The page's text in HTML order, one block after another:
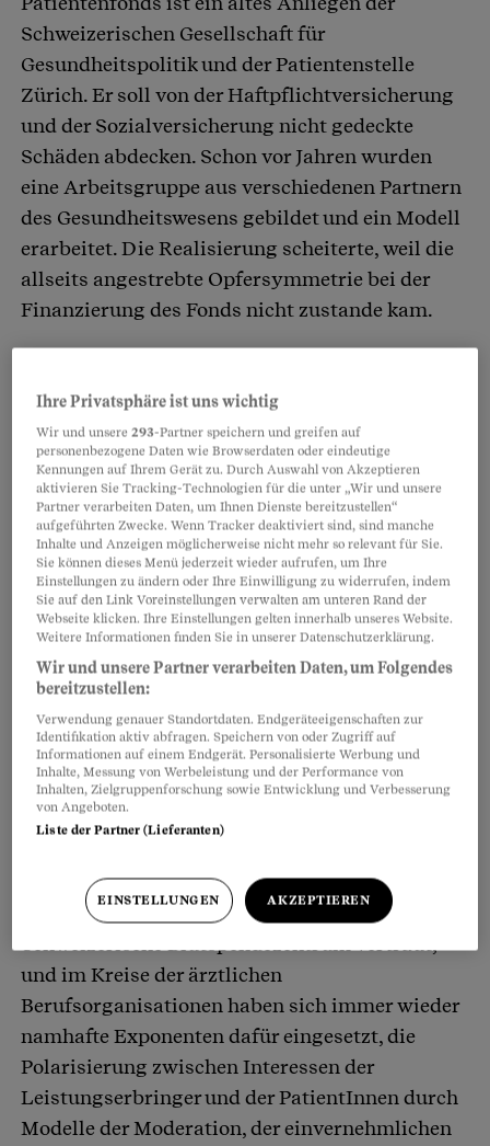
Schweizerischen Gesellschaft für
Gesundheitspolitik und der Patientenstelle
Zürich. Er soll von der Haftpflichtversicherung
und der Sozialversicherung nicht gedeckte
Schäden abdecken. Schon vor Jahren wurden
eine Arbeitsgruppe aus verschiedenen Partnern
des Gesundheitswesens gebildet und ein Modell
erarbeitet. Die Realisierung scheiterte, weil die
allseits angestrebte Opfersymmetrie bei der
Finanzierung des Fonds nicht zustande kam.
Partnerinhalte
Auch der Beobachter, vor allem ihr langjähriger
Chefredaktor Josef Rennhart, hat sich während
langer Zeit mit diesem Themenbereich
auseinandergesetzt und eine Lösung im
gefordert. Das Schweizerische Rote Kreuz
schliesslich ist mit der Themenstellung über das
und im Kreise der ärztlichen
Berufsorganisationen haben sich immer wieder
namhafte Exponenten dafür eingesetzt, die
Polarisierung zwischen Interessen der
Leistungserbringer und der PatientInnen durch
Modelle der Moderation, der einvernehmlichen
Ihre Privatsphäre ist uns wichtig
Wir und unsere293-Partner speichern und greifen auf
personenbezogene Daten wie Browserdaten oder eindeutige
Kennungen auf Ihrem Gerät zu. Durch Auswahl von Akzeptieren
aktivieren Sie Tracking-Technologien für die unter „Wir und unsere
Partner verarbeiten Daten, um Ihnen Dienste bereitzustellen“
aufgeführten Zwecke. Wenn Tracker deaktiviert sind, sind manche
Inhalte und Anzeigen möglicherweise nicht mehr so relevant für Sie.
Sie können dieses Menü jederzeit wieder aufrufen, um Ihre
Einstellungen zu ändern oder Ihre Einwilligung zu widerrufen, indem
Sie auf den Link Voreinstellungen verwalten am unteren Rand der
Webseite klicken. Ihre Einstellungen gelten innerhalb unseres Website.
Weitere Informationen finden Sie in unserer Datenschutzerklärung.
Wir und unsere Partner verarbeiten Daten, um Folgendes
bereitzustellen:
Verwendung genauer Standortdaten. Endgeräteeigenschaften zur
Identifikation aktiv abfragen. Speichern von oder Zugriff auf
Informationen auf einem Endgerät. Personalisierte Werbung und
Inhalte, Messung von Werbeleistung und der Performance von
Inhalten, Zielgruppenforschung sowie Entwicklung und Verbesserung
von Angeboten.
Liste der Partner (Lieferanten)
EINSTELLUNGEN AKZEPTIEREN